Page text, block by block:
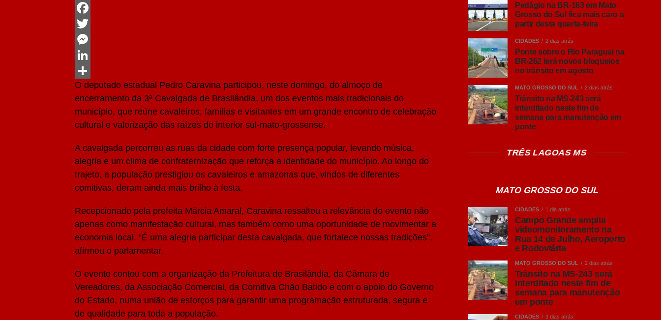
WhatsApp
Facebook
Twitter
Messenger
LinkedIn
Share
O deputado estadual Pedro Caravina participou, neste domingo, do almoço de
encerramento da 3ª Cavalgada de Brasilândia, um dos eventos mais tradicionais do
município, que reúne cavaleiros, famílias e visitantes em um grande encontro de celebração
cultural e valorização das raízes do interior sul-mato-grossense.
A cavalgada percorreu as ruas da cidade com forte presença popular, levando música,
alegria e um clima de confraternização que reforça a identidade do município. Ao longo do
trajeto, a população prestigiou os cavaleiros e amazonas que, vindos de diferentes
comitivas, deram ainda mais brilho à festa.
Recepcionado pela prefeita Márcia Amaral, Caravina ressaltou a relevância do evento não
apenas como manifestação cultural, mas também como uma oportunidade de movimentar a
economia local. “É uma alegria participar desta cavalgada, que fortalece nossas tradições”,
afirmou o parlamentar.
O evento contou com a organização da Prefeitura de Brasilândia, da Câmara de
Vereadores, da Associação Comercial, da Comitiva Chão Batido e com o apoio do Governo
do Estado, numa união de esforços para garantir uma programação estruturada, segura e
de qualidade para toda a população.
Pedágio na BR-163 em Mato
Grosso do Sul fica mais caro a
partir desta quarta-feira
CIDADES 2 dias atrás
Ponte sobre o Rio Paraguai na
BR-262 terá novos bloqueios
no trânsito em agosto
MATO GROSSO DO SUL 2 dias atrás
Trânsito na MS-243 será
interditado neste fim de
semana para manutenção em
ponte
TRÊS LAGOAS MS
MATO GROSSO DO SUL
CIDADES 1 dia atrás
Campo Grande amplia
videomonitoramento na
Rua 14 de Julho, Aeroporto
e Rodoviária
MATO GROSSO DO SUL 2 dias atrás
Trânsito na MS-243 será
interditado neste fim de
semana para manutenção
em ponte
CIDADES 3 dias atrás